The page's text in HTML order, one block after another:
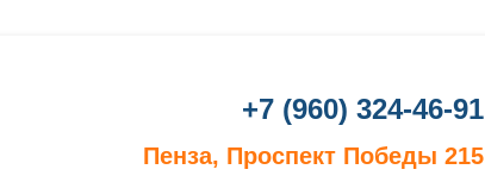
+7 (960) 324-46-91
Пенза, Проспект Победы 215